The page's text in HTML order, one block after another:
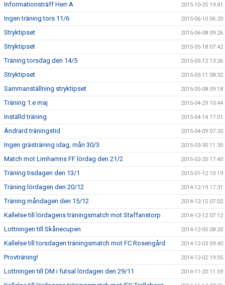
Informationsträff Herr A 2015-10-25 19:41
Ingen träning tors 11/6 2015-06-10 06:20
Stryktipset 2015-06-08 09:26
Stryktipset 2015-05-18 07:42
Träning torsdag den 14/5 2015-05-12 13:26
Stryktipset 2015-05-11 08:32
Sammanställning stryktipset 2015-05-08 09:18
Träning 1:e maj 2015-04-29 10:44
Inställd träning 2015-04-14 17:01
Ändrard träningstid 2015-04-09 07:20
Ingen grästräning idag, mån 30/3 2015-03-30 11:30
Match mot Limhamns FF lördag den 21/2 2015-02-20 17:40
Träning tisdagen den 13/1 2015-01-12 10:19
Träning lördagen den 20/12 2014-12-19 17:31
Träning måndagen den 15/12 2014-12-15 07:02
Kallelse till lördagens träningsmatch mot Staffanstorp 2014-12-12 07:12
Lottningen till Skånecupen 2014-12-05 08:20
Kallelse till torsdagen träningsmatch mot FC Rosengård 2014-12-03 09:40
Provträning! 2014-12-02 19:05
Lottningen till DM i futsal lördagen den 29/11 2014-11-20 11:59